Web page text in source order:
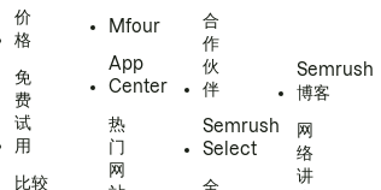
价
格
免
费
试
用
比较
Mfour
App
Center
热
门
网
合
作
伙
伴
Semrush
Select
Semrush
博客
网
络
讲